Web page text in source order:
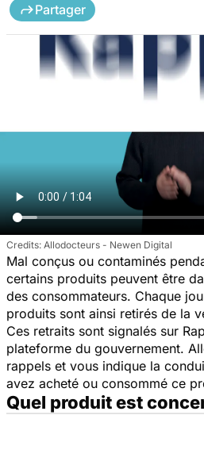
Partager
Allodocteurs - Newen Digital
Mal conçus ou contaminés
certains produits peuvent être
des consommateurs. Chaque
produits sont ainsi retirés de la
Ces retraits sont signalés sur
plateforme du gouvernement.
rappels et vous indique la
avez acheté ou consommé ce
Quel produit est